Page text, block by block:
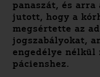
panaszát, és arra
jutott, hogy a
megsértette az
jogszabályokat,
engedélye
pácienshez.